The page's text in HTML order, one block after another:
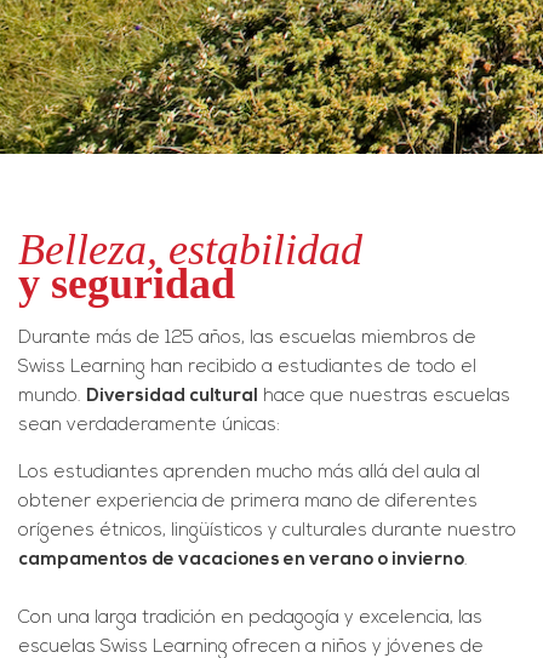
Belleza, estabilidad
y seguridad
Durante más de 125 años, las escuelas miembros de
Swiss Learning han recibido a estudiantes de todo el
mundo. Diversidad cultural hace que nuestras escuelas
sean verdaderamente únicas:
Los estudiantes aprenden mucho más allá del aula al
obtener experiencia de primera mano de diferentes
orígenes étnicos, lingüísticos y culturales durante nuestro
campamentos de vacaciones en verano o invierno.
Con una larga tradición en pedagogía y excelencia, las
escuelas Swiss Learning ofrecen a niños y jóvenes de